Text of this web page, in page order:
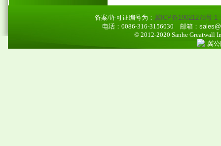
备案/许可证编号为： 冀ICP备19021278号-1
电话：0086-316-3156030 邮箱：
© 2012-2020 Sanhe Greatwall
冀